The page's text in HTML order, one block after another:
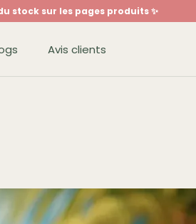
stock sur les pages produits ✨
Avis clients